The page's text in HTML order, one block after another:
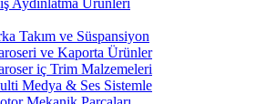
Aydınlatma Ürünleri
Takım ve Süspansiyon
ve Kaporta Ürünler
iç Trim Malzemeleri
Medya & Ses Sistemle